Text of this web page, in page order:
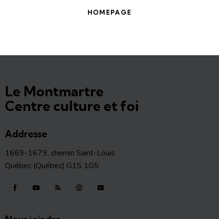
HOMEPAGE
Le Montmartre
Centre culture et foi
Addresse
1669-1679, chemin Saint-Louis
Québec (Québec) G1S 1G5